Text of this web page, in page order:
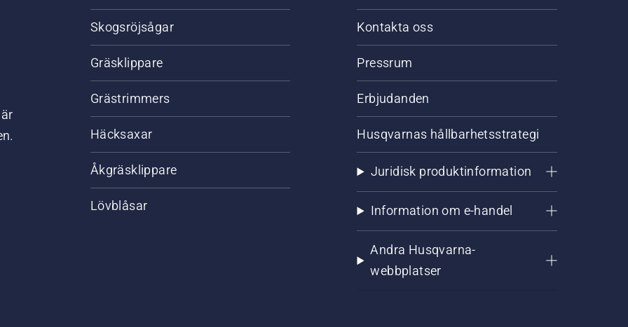
Skogsröjsågar
Gräsklippare
Grästrimmers
Häcksaxar
Åkgräsklippare
Lövblåsar
Kontakta oss
Pressrum
Erbjudanden
Husqvarnas hållbarhetsstrategi
Juridisk produktinformation
Information om e-handel
Andra Husqvarna-
webbplatser